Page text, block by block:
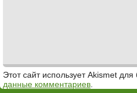
Этот сайт использует Akismet
данные комментариев